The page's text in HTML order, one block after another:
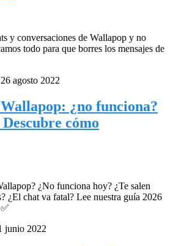
y conversaciones de Wallapop y no
todo para que borres los mensajes de
26 agosto 2022
¿no funciona?
cómo
¿No funciona hoy? ¿Te salen
¿El chat va fatal? Lee nuestra guía 2026
junio 2022